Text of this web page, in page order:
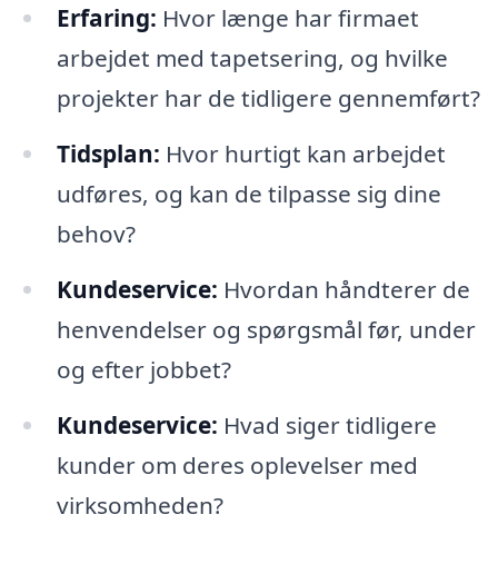
Erfaring: Hvor længe har firmaet
arbejdet med tapetsering, og hvilke
projekter har de tidligere gennemført?
Tidsplan: Hvor hurtigt kan arbejdet
udføres, og kan de tilpasse sig dine
behov?
Kundeservice: Hvordan håndterer de
henvendelser og spørgsmål før, under
og efter jobbet?
Kundeservice: Hvad siger tidligere
kunder om deres oplevelser med
virksomheden?